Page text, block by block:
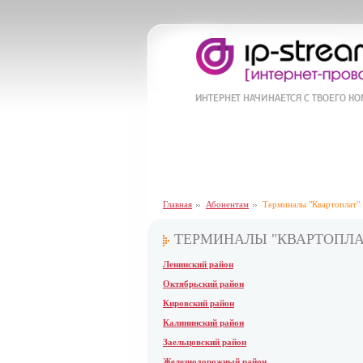
Главная Абонентам Терминалы "Квартоплат"
ТЕРМИНАЛЫ
Ленинский район
Октябрьский район
Кировский район
Калининский район
Заельцовский район